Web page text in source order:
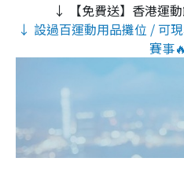
↓ 【免費送】香港運
↓ 設過百運動用品攤位 / 可
賽事